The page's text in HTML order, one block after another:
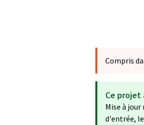
Compris
Ce projet
Mise à
d'entrée,